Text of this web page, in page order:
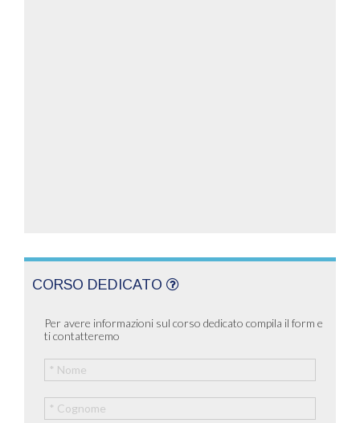
CORSO DEDICATO
Per avere informazioni sul corso dedicato compila il form e
ti contatteremo